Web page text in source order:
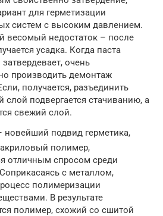
для герметизации
систем с высоким давлением.
весомый недостаток – после
усадка. Когда паста
очень
производить демонтаж
получается, разъединить
слой подвергается стачиванию, а
свежий слой.
новейший подвид герметика,
полимер,
отличным спросом среди
с металлом,
полимеризации
В результате
полимер, схожий со сшитой